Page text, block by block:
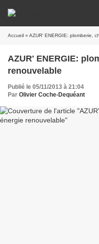
Accueil » AZUR' ENERGIE: plomberie,
AZUR' ENERGIE:
renouvelable
Publié le 05/11/2013 à 21:04
Par Olivier Coche-Dequéant